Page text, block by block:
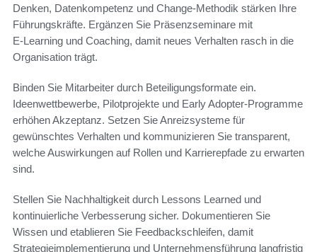
Denken, Datenkompetenz und Change-Methodik stärken Ihre
Führungskräfte. Ergänzen Sie Präsenzseminare mit
E‑Learning und Coaching, damit neues Verhalten rasch in die
Organisation trägt.
Binden Sie Mitarbeiter durch Beteiligungsformate ein.
Ideenwettbewerbe, Pilotprojekte und Early Adopter-Programme
erhöhen Akzeptanz. Setzen Sie Anreizsysteme für
gewünschtes Verhalten und kommunizieren Sie transparent,
welche Auswirkungen auf Rollen und Karrierepfade zu erwarten
sind.
Stellen Sie Nachhaltigkeit durch Lessons Learned und
kontinuierliche Verbesserung sicher. Dokumentieren Sie
Wissen und etablieren Sie Feedbackschleifen, damit
Strategieimplementierung und Unternehmensführung langfristig